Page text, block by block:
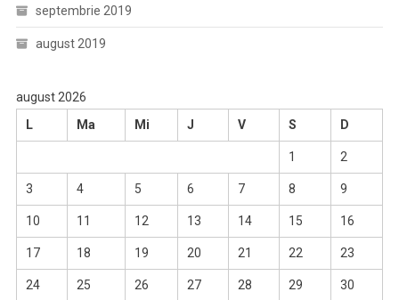
septembrie 2019
august 2019
august 2026
L
Ma Mi J V S D
1 2
3 4 5 6 7 8 9
10 11 12 13 14 15 16
17 18 19 20 21 22 23
24 25 26 27 28 29 30